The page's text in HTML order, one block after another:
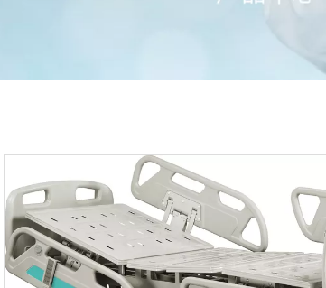
家居康复病床
购物车系列 拐杖系列